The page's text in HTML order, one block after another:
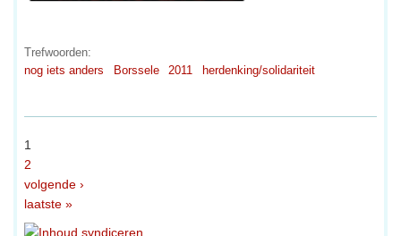
Trefwoorden:
nog iets anders
Borssele 2011 herdenking/solidariteit
1
2
volgende ›
laatste »